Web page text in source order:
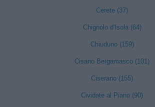
Cerete (37)
Chignolo d'Isola (64)
Chiuduno (159)
Cisano Bergamasco (101)
Ciserano (155)
Cividate al Piano (90)